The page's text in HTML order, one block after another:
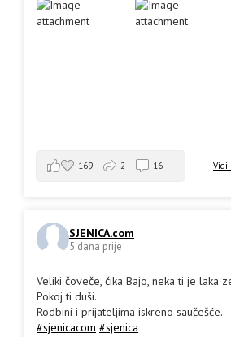
Vidi
169 2 16
SJENICA.com
5 dana prije
Veliki čoveče, čika Bajo, neka ti je laka
Pokoj ti duši.
Rodbini i prijateljima iskreno saučešće.
#sjenicacom #sjenica